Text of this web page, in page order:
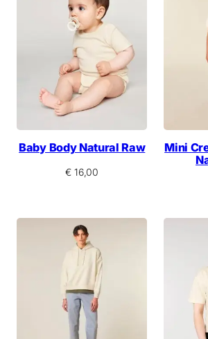
Baby Body Natural Raw
€ 16,00
Mini